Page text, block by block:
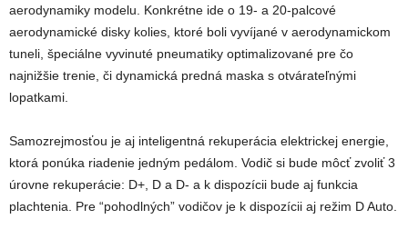
aerodynamiky modelu. Konkrétne ide o 19- a 20-palcové
aerodynamické disky kolies, ktoré boli vyvíjané v aerodynamickom
tuneli, špeciálne vyvinuté pneumatiky optimalizované pre čo
najnižšie trenie, či dynamická predná maska s otvárateľnými
lopatkami.
Samozrejmosťou je aj inteligentná rekuperácia elektrickej energie,
ktorá ponúka riadenie jedným pedálom. Vodič si bude môcť zvoliť 3
úrovne rekuperácie: D+, D a D- a k dispozícii bude aj funkcia
plachtenia. Pre “pohodlných” vodičov je k dispozícii aj režim D Auto.